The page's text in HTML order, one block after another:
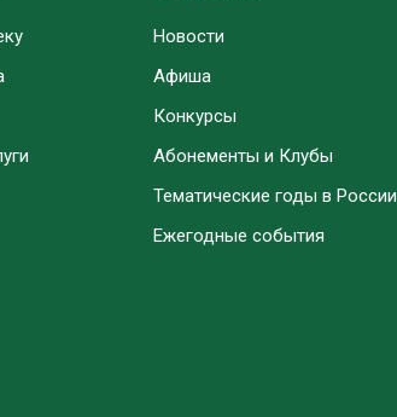
Новости
Афиша
Конкурсы
Абонементы и Клубы
Тематические годы в России
Ежегодные события